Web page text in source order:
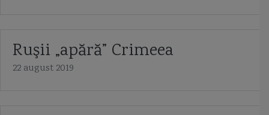
Ruşii „apără” Crimeea
22 august 2019